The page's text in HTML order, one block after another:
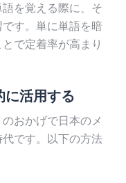
を覚える際に、そ
す。単に単語を暗
で定着率が高まり
に活用する
おかげで日本のメ
です。以下の方法